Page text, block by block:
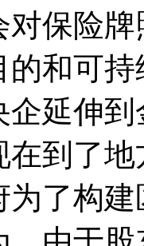
对保险
的和可
企延伸
到了
了构